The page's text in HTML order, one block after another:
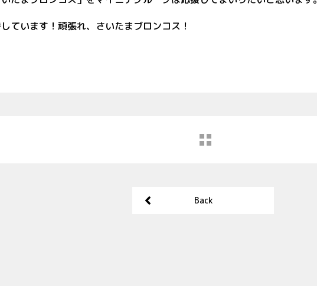
ています！頑張れ、さいたまブロンコス！
Back